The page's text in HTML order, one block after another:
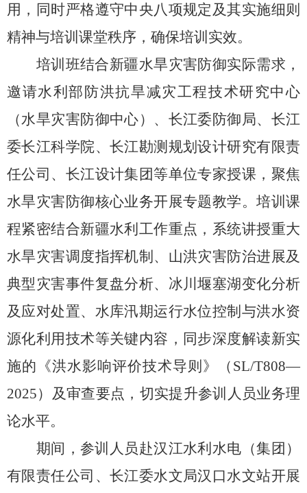
用，同时严格遵守中央八项规定及其实施细则
精神与培训课堂秩序，确保培训实效。
培训班结合新疆水旱灾害防御实际需求，
邀请水利部防洪抗旱减灾工程技术研究中心
（水旱灾害防御中心） 、 长江委防御局、长江
委长江科学院、长江勘测规划设计研究有限责
任公司、 长江设计集团等单位专家授课，聚焦
水旱灾害防御核心业务开展专题教学。培训课
程紧密结合新疆水利工作重点，系统讲授重大
水旱灾害调度指挥机制、山洪灾害防治进展及
典型灾害事件复盘分析、冰川堰塞湖变化分析
及应对处置、水库汛期运行水位控制与洪水资
源化利用技术等关键内容，同步深度解读新实
施的《洪水影响评价技术导则》（ SL/T808—
2025）及审查要点，切实提升参训人员业务理
论水平。
期间， 参训人员赴汉江水利水电（集团）
有限责任公司、长江委水文局汉口水文站开展